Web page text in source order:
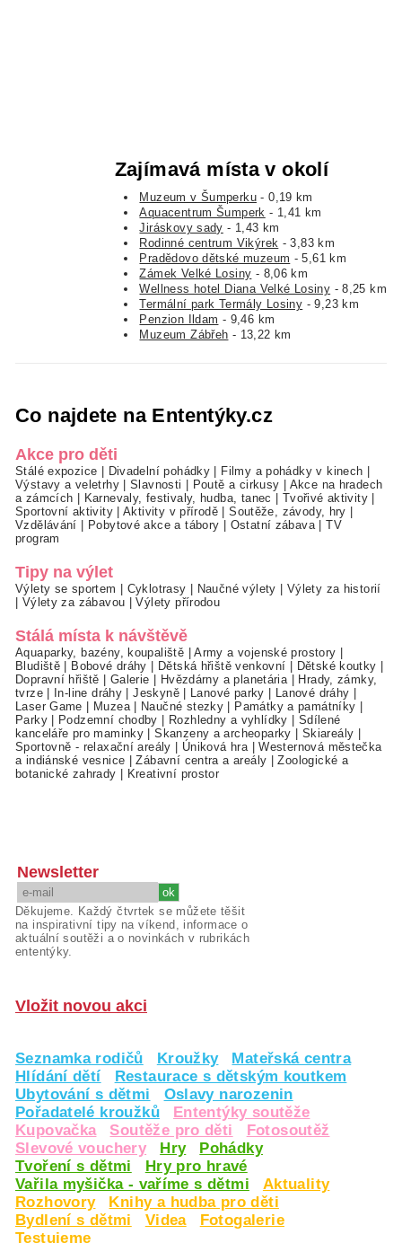
Zajímavá místa v okolí
Muzeum v Šumperku - 0,19 km
Aquacentrum Šumperk - 1,41 km
Jiráskovy sady - 1,43 km
Rodinné centrum Vikýrek - 3,83 km
Pradědovo dětské muzeum - 5,61 km
Zámek Velké Losiny - 8,06 km
Wellness hotel Diana Velké Losiny - 8,25 km
Termální park Termály Losiny - 9,23 km
Penzion Ildam - 9,46 km
Muzeum Zábřeh - 13,22 km
Co najdete na Ententýky.cz
Akce pro děti
Stálé expozice Divadelní pohádky Filmy a pohádky v kinech
Výstavy a veletrhy|Slavnosti Poutě a cirkusy
Akce na hradech
a zámcích
Karnevaly, festivaly, hudba, tanec Tvořivé aktivity
Sportovní aktivity|Aktivity v přírodě |Soutěže, závody, hry
Vzdělávání
Pobytové akce a tábory Ostatní zábava |TV
program
Tipy na výlet
Výlety se sportem Cyklotrasy Naučné výlety
Výlety za historií
Výlety za zábavou |Výlety přírodou
Stálá místa k návštěvě
Aquaparky, bazény, koupaliště |Army a vojenské prostory
Bludiště
Bobové dráhy Dětská hřiště venkovní Dětské koutky
Dopravní hřiště
Galerie Hvězdárny a planetária
Hrady, zámky,
tvrze| In-line dráhy |Jeskyně| Lanové parky Lanové dráhy
Laser Game
Muzea| Naučné stezky Památky a památníky
Parky| Podzemní chodby Rozhledny a vyhlídky
Sdílené
kanceláře pro maminky |Skanzeny a archeoparky Skiareály
Sportovně - relaxační areály
Úniková hra |Westernová městečka
a indiánské vesnice |Zábavní centra a areály |Zoologické a
botanické zahrady
Kreativní prostor
Newsletter
Děkujeme. Každý čtvrtek se můžete těšit
na inspirativní tipy na víkend, informace o
aktuální soutěži a o novinkách v rubrikách
ententýky.
Vložit novou akci
Seznamka rodičů Kroužky
Mateřská centra
Hlídání dětí
Restaurace s dětským koutkem
Ubytování s dětmi
Oslavy narozenin
Pořadatelé kroužků
Ententýky soutěže
Kupovačka
Soutěže pro děti
Fotosoutěž
Slevové vouchery
Hry
Pohádky
Tvoření s dětmi
Hry pro hravé
Vařila myšička - vaříme s dětmi
Aktuality
Rozhovory
Knihy a hudba pro děti
Bydlení s dětmi
Videa
Fotogalerie
Testujeme